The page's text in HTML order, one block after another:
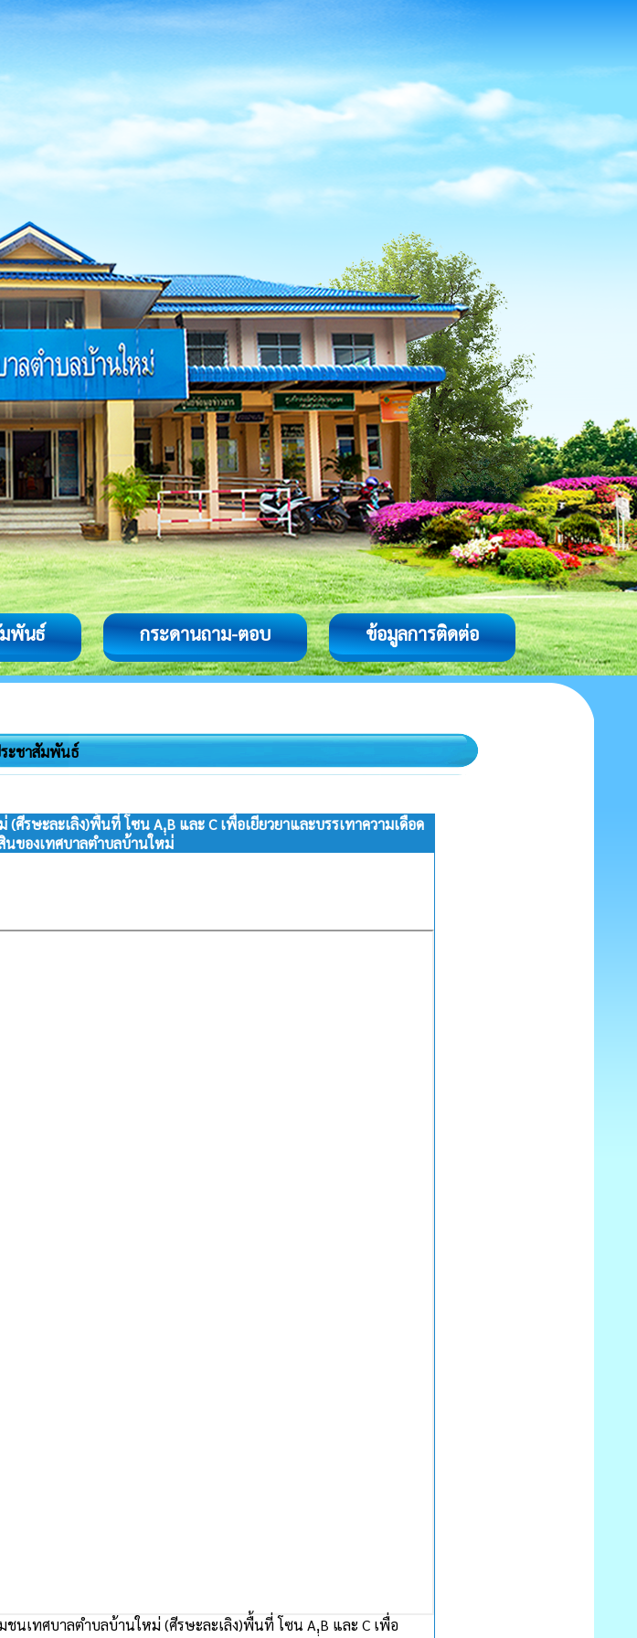
พันธ์ กระดานถาม-ตอบ ข้อมูลการติดต่อ
ะชาสัมพันธ์
รษะละเลิง)พื้นที่ โซน A,ฺฺB และ C เพื่อเยียวยาและบรรเทาความเดือด
ของเทศบาลตำบลบ้านใหม่
ชนเทศบาลตำบลบ้านใหม่ (ศีรษะละเลิง)พื้นที่ โซน A,ฺฺB และ C เพื่อ